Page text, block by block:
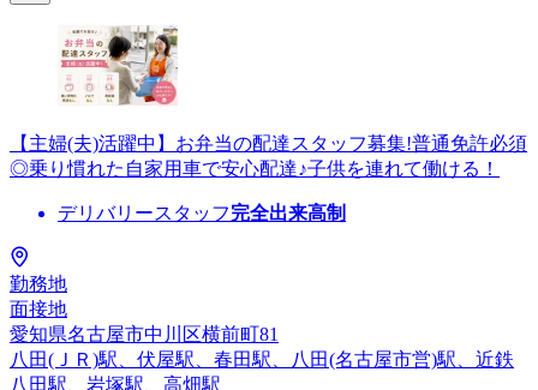
【主婦(夫)活躍中】お弁当の配達スタッフ募集!普通免許必須
◎乗り慣れた自家用車で安心配達♪子供を連れて働ける！
デリバリースタッフ完全出来高制
勤務地
面接地
愛知県名古屋市中川区横前町81
八田(ＪＲ)駅、伏屋駅、春田駅、八田(名古屋市営)駅、近鉄
八田駅、岩塚駅、高畑駅